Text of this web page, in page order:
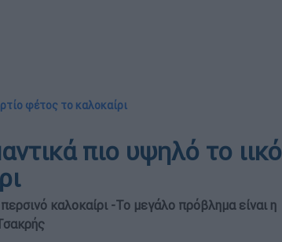
φέτος το καλοκαίρι
πιο υψηλό το ιικό
καλοκαίρι -Το μεγάλο πρόβλημα είναι η